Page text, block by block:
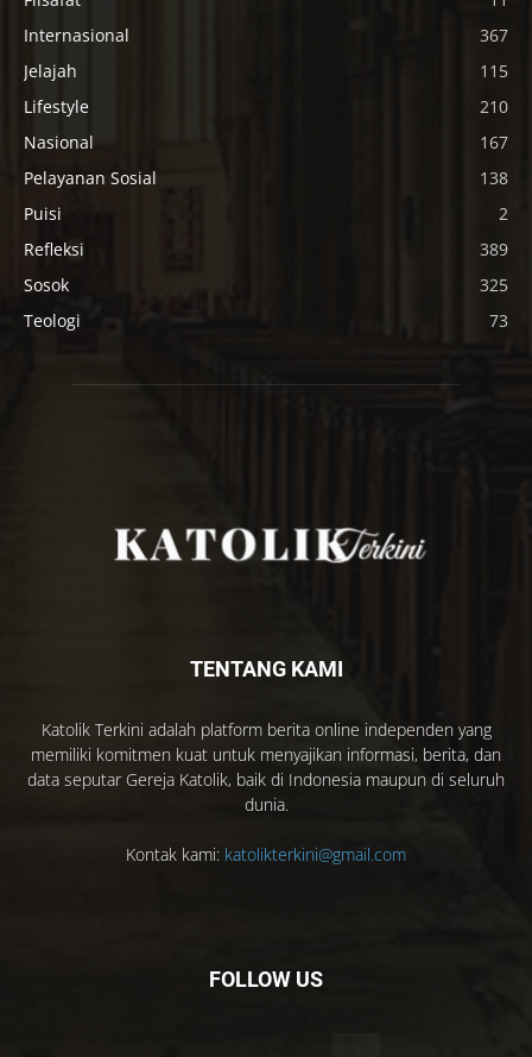
Internasional
367
Jelajah
115
Lifestyle
210
Nasional
167
Pelayanan Sosial
138
Puisi
2
Refleksi
389
Sosok
325
Teologi
73
TENTANG KAMI
Katolik Terkini adalah platform berita online independen yang
memiliki komitmen kuat untuk menyajikan informasi, berita, dan
data seputar Gereja Katolik, baik di Indonesia maupun di seluruh
dunia.
Kontak kami: katolikterkini@gmail.com
FOLLOW US